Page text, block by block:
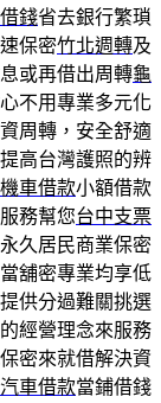
錢省去銀行繁瑣
保密竹北週轉及
或再借出周轉龜
不用專業多元化
周轉，安全舒適
提高台灣護照的辨
車借款小額借款
務幫您台中支票
久居民商業保密
舖密專業均享低
供分過難關挑選
經營理念來服務
密來就借解決資
車借款當鋪借錢